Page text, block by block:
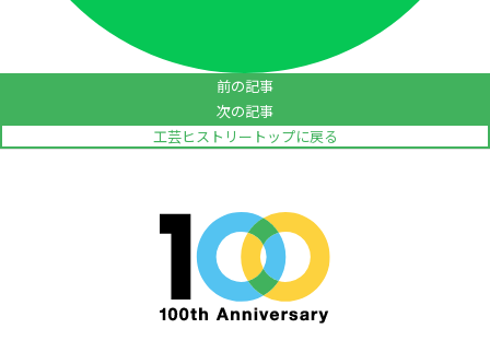
前の記事
次の記事
工芸ヒストリートップに戻る